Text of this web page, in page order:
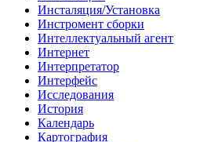
Инсталяция/Установка
Инстромент сборки
Интеллектуальный агент
Интернет
Интерпретатор
Интерфейс
Исследования
История
Календарь
Картография